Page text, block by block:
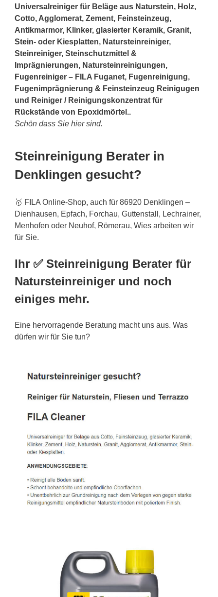
Universalreiniger für Beläge aus Naturstein, Holz,
Cotto, Agglomerat, Zement, Feinsteinzeug,
Antikmarmor, Klinker, glasierter Keramik, Granit,
Stein- oder Kiesplatten, Natursteinreiniger,
Steinreiniger, Steinschutzmittel &
Imprägnierungen, Natursteinreinigungen,
Fugenreiniger – FILA Fuganet, Fugenreinigung,
Fugenimprägnierung & Feinsteinzeug Reinigugen
und Reiniger / Reinigungskonzentrat für
Rückstände von Epoxidmörtel..
Schön dass Sie hier sind.
Steinreinigung Berater in
Denklingen gesucht?
🥇 FILA Online-Shop, auch für 86920 Denklingen –
Dienhausen, Epfach, Forchau, Guttenstall, Lechrainer,
Menhofen oder Neuhof, Römerau, Wies arbeiten wir
für Sie.
Ihr ✅ Steinreinigung Berater für
Natursteinreiniger und noch
einiges mehr.
Eine hervorragende Beratung macht uns aus. Was
dürfen wir für Sie tun?